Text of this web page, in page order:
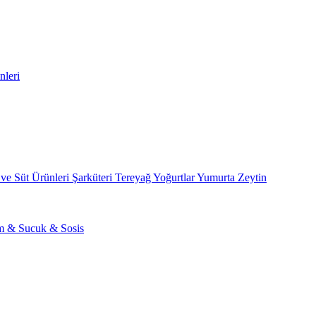
Süt Ürünleri Şarküteri TereyağYoğurtlarYumurta Zeytin
& Sucuk & Sosis